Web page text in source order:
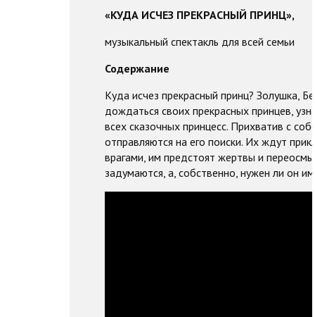
«КУДА ИСЧЕЗ ПРЕКРАСНЫЙ ПРИНЦ»,
музыкальный спектакль для всей семьи
Содержание
Куда исчез прекрасный принц? Золушка,
дождаться своих прекрасных принцев,
всех сказочных принцесс. Прихватив с
отправляются на его поиски. Их ждут
врагами, им предстоят жертвы и
задумаются, а, собственно, нужен ли он